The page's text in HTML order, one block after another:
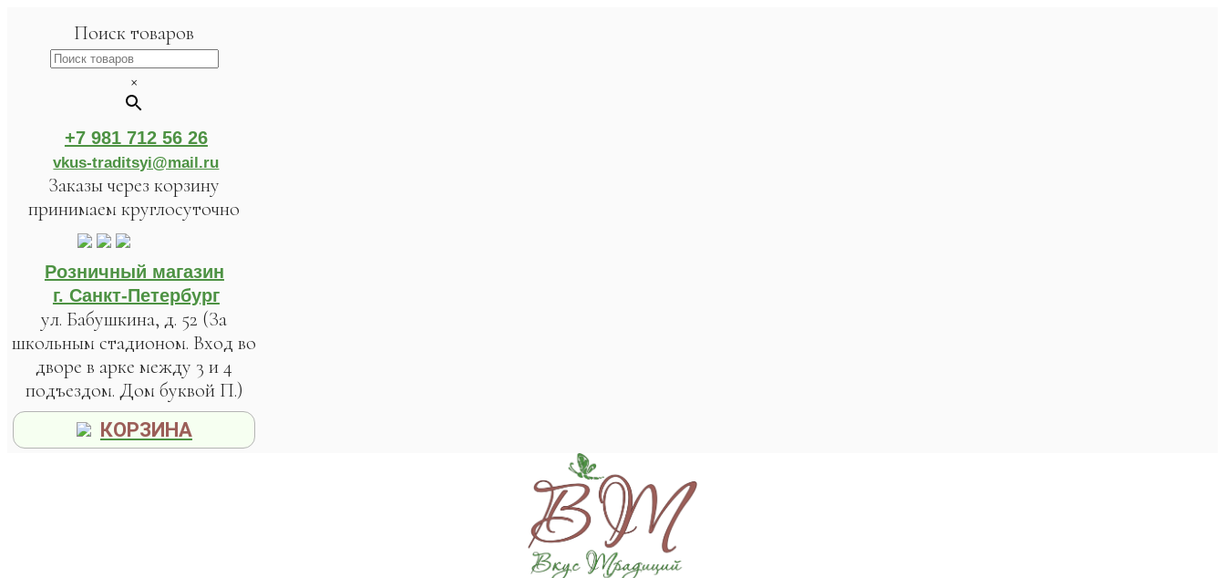
Поиск товаров
×
+7 981 712 56 26
vkus-traditsyi@mail.ru
Заказы через корзину
принимаем круглосуточно
Розничный магазин
г. Санкт-Петербург
ул. Бабушкина, д. 52 (За
школьным стадионом. Вход во
дворе в арке между 3 и 4
подъездом. Дом буквой П.)
КОРЗИНА